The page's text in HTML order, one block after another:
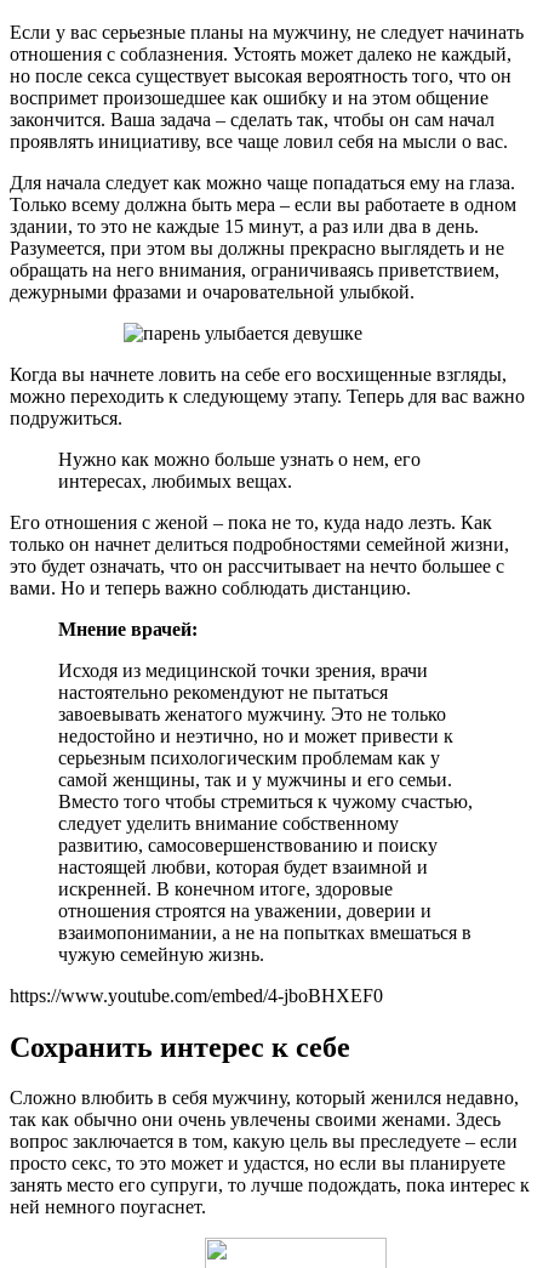
Если у вас серьезные планы на мужчину, не следует начинать
отношения с соблазнения. Устоять может далеко не каждый,
но после секса существует высокая вероятность того, что он
воспримет произошедшее как ошибку и на этом общение
закончится. Ваша задача – сделать так, чтобы он сам начал
проявлять инициативу, все чаще ловил себя на мысли о вас.
Для начала следует как можно чаще попадаться ему на глаза.
Только всему должна быть мера – если вы работаете в одном
здании, то это не каждые 15 минут, а раз или два в день.
Разумеется, при этом вы должны прекрасно выглядеть и не
обращать на него внимания, ограничиваясь приветствием,
дежурными фразами и очаровательной улыбкой.
Когда вы начнете ловить на себе его восхищенные взгляды,
можно переходить к следующему этапу. Теперь для вас важно
подружиться.
Нужно как можно больше узнать о нем, его
интересах, любимых вещах.
Его отношения с женой – пока не то, куда надо лезть. Как
только он начнет делиться подробностями семейной жизни,
это будет означать, что он рассчитывает на нечто большее с
вами. Но и теперь важно соблюдать дистанцию.
Мнение врачей:
Исходя из медицинской точки зрения, врачи
настоятельно рекомендуют не пытаться
завоевывать женатого мужчину. Это не только
недостойно и неэтично, но и может привести к
серьезным психологическим проблемам как у
самой женщины, так и у мужчины и его семьи.
Вместо того чтобы стремиться к чужому счастью,
следует уделить внимание собственному
развитию, самосовершенствованию и поиску
настоящей любви, которая будет взаимной и
искренней. В конечном итоге, здоровые
отношения строятся на уважении, доверии и
взаимопонимании, а не на попытках вмешаться в
чужую семейную жизнь.
https://www.youtube.com/embed/4-jboBHXEF0
Сохранить интерес к себе
Сложно влюбить в себя мужчину, который женился недавно,
так как обычно они очень увлечены своими женами. Здесь
вопрос заключается в том, какую цель вы преследуете – если
просто секс, то это может и удастся, но если вы планируете
занять место его супруги, то лучше подождать, пока интерес к
ней немного поугаснет.